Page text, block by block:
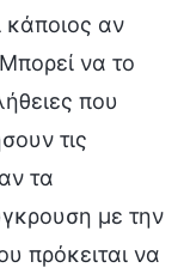
αν
να το
που
τις
τα
με την
πρόκειται να